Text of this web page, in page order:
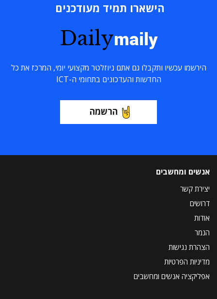
הישארו תמיד מעודכנים
Dailymaily
הירשמו עכשיו ותקבלו גם אתם ניוזלטר מקצועי יומי, המרכז את כל
החדשות והעדכונים בתחומי ה-ICT
הרשמה
אנשים ומחשבים
יצירת קשר
דרושים
אודות
הנמר
הצהרת נגישות
מדיניות הפרטיות
אפליקציה אנשים ומחשבים